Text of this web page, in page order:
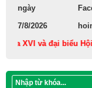
ngày
7/8/2026
và đại biểu Hội